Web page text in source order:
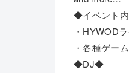
◆イベント
・HYWOD
・各種ゲー
◆DJ◆